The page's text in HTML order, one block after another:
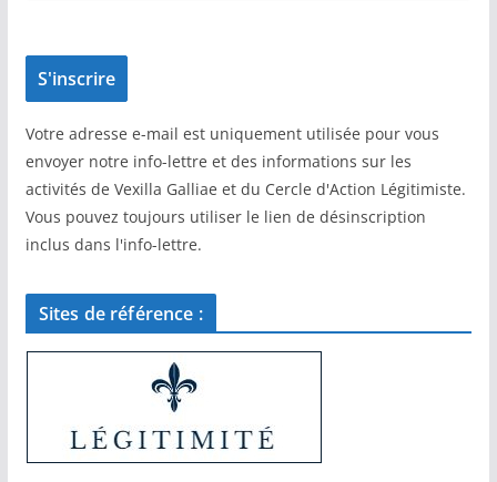
Votre adresse e-mail est uniquement utilisée pour vous
envoyer notre info-lettre et des informations sur les
activités de Vexilla Galliae et du Cercle d'Action Légitimiste.
Vous pouvez toujours utiliser le lien de désinscription
inclus dans l'info-lettre.
Sites de référence :